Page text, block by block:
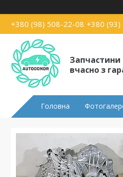
+380 (98) 508-22-08 +380
вчасно з
Головна